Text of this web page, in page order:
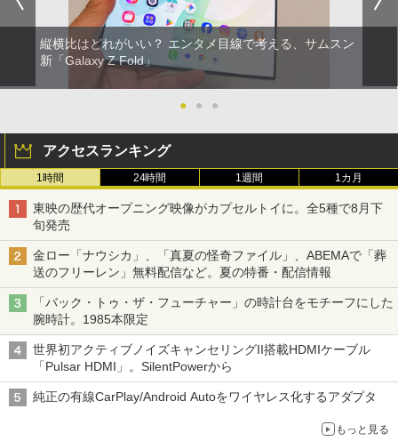
縦横比はどれがいい？ エンタメ目線で考える、サムスン
新「Galaxy Z Fold」
● ● ●
アクセスランキング
1時間 24時間 1週間 1カ月
東映の歴代オープニング映像がカプセルトイに。全5種で8月下
旬発売
金ロー「ナウシカ」、「真夏の怪奇ファイル」、ABEMAで「葬
送のフリーレン」無料配信など。夏の特番・配信情報
「バック・トゥ・ザ・フューチャー」の時計台をモチーフにした
腕時計。1985本限定
世界初アクティブノイズキャンセリングII搭載HDMIケーブル
「Pulsar HDMI」。SilentPowerから
純正の有線CarPlay/Android Autoをワイヤレス化するアダプタ
もっと見る